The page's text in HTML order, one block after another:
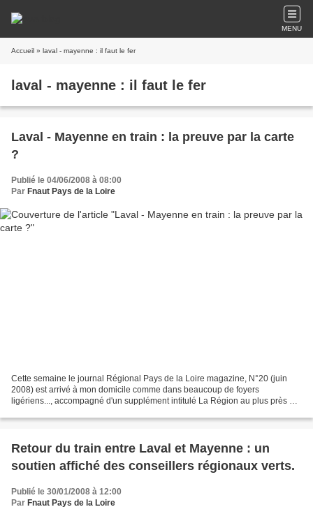
MENU
Accueil » laval - mayenne : il faut le fer
laval - mayenne : il faut le fer
Laval - Mayenne en train : la preuve par la carte
?
Publié le 04/06/2008 à 08:00
Par Fnaut Pays de la Loire
Cette semaine le journal Régional Pays de la Loire magazine, N°20 (juin
2008) est arrivé à mon domicile comme dans beaucoup de foyers
ligériens..., accompagné d'un supplément intitulé La Région au plus près de
Retour du train entre Laval et Mayenne : un
soutien affiché des conseillers régionaux verts.
Publié le 30/01/2008 à 12:00
Par Fnaut Pays de la Loire